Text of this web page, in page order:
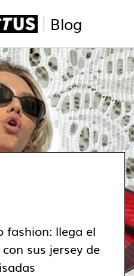
Blog
fashion: llega el
sus jersey de